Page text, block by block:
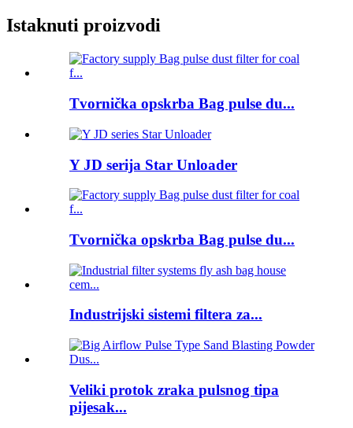
Istaknuti proizvodi
Tvornička opskrba Bag pulse du...
Y JD serija Star Unloader
Tvornička opskrba Bag pulse du...
Industrijski sistemi filtera za...
Veliki protok zraka pulsnog tipa
pijesak...